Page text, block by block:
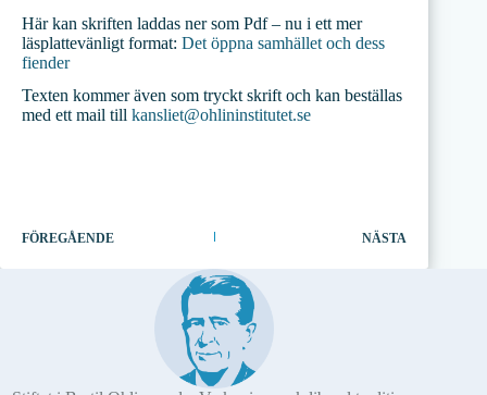
Här kan skriften laddas ner som Pdf – nu i ett mer
läsplattevänligt format: Det öppna samhället och dess
fiender
Texten kommer även som tryckt skrift och kan beställas
med ett mail till kansliet@ohlininstitutet.se
FÖREGÅENDE NÄSTA